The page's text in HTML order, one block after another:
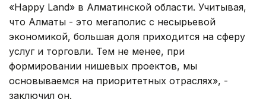
«Happy Land» в Алматинской области. Учитывая,
что Алматы - это мегаполис с несырьевой
экономикой, большая доля приходится на сферу
услуг и торговли. Тем не менее, при
формировании нишевых проектов, мы
основываемся на приоритетных отраслях», -
заключил он.